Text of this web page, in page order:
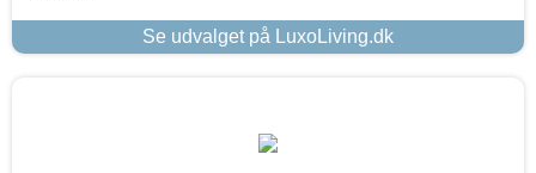
Se udvalget på LuxoLiving.dk